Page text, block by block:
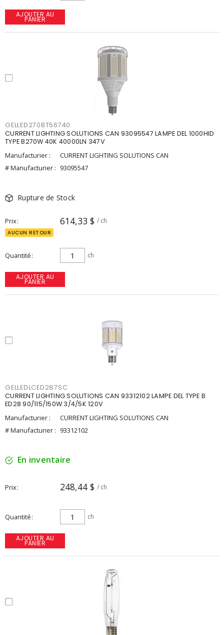
AJOUTER AU
PANIER
GELLED270BT56740
CURRENT LIGHTING SOLUTIONS CAN 93095547 LAMPE DEL 1000HID
TYPE B270W 40K 40000LN 347V
Manufacturier :
CURRENT LIGHTING SOLUTIONS CAN
# Manufacturier : 93095547
Rupture de Stock
Prix 614,33 $ / ch
AUCUN RETOUR
Quantité ch
AJOUTER AU
PANIER
GELLEDLCED287SC
CURRENT LIGHTING SOLUTIONS CAN 93312102 LAMPE DEL TYPE B
ED28 90/115/150W 3/4/5K 120V
Manufacturier :
CURRENT LIGHTING SOLUTIONS CAN
# Manufacturier : 93312102
En inventaire
Prix 248,44 $ / ch
Quantité ch
AJOUTER AU
PANIER